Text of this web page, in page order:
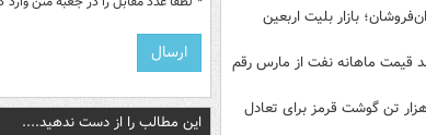
بازار بلیت اربعین
قیمت ماهانه نفت از مارس رقم
۲۰۰ هزار تن گوشت قرمز برای تعادل
این مطالب را از دست ندهید....